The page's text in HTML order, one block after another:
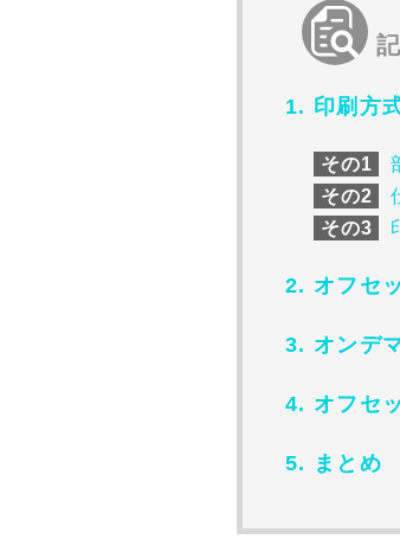
印刷方
その1
その2
その3
オフセ
オンデ
オフセ
まとめ